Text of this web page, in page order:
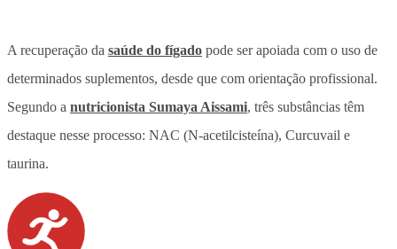
A recuperação da saúde do fígado pode ser apoiada com o uso de
determinados suplementos, desde que com orientação profissional.
Segundo a nutricionista Sumaya Aissami, três substâncias têm
destaque nesse processo: NAC (N-acetilcisteína), Curcuvail e
taurina.